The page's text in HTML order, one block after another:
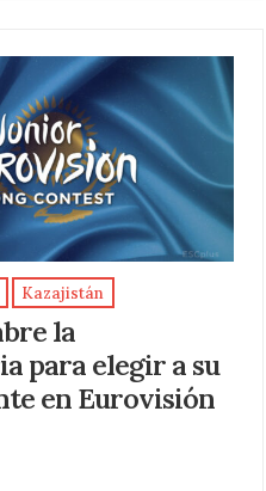
Kazajistán
la
para elegir a su
en Eurovisión